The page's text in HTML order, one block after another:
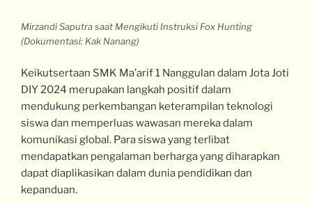
Mirzandi Saputra saat Mengikuti InstruksiFox Hunting
(Dokumentasi: Kak Nanang)
Keikutsertaan SMK Ma’arif 1 Nanggulan dalam Jota Joti
DIY 2024 merupakan langkah positif dalam
mendukung perkembangan keterampilan teknologi
siswa dan memperluas wawasan mereka dalam
komunikasi global. Para siswa yang terlibat
mendapatkan pengalaman berharga yang diharapkan
dapat diaplikasikan dalam dunia pendidikan dan
kepanduan.